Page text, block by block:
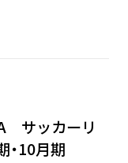
サッカーリ
10月期